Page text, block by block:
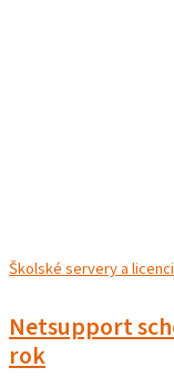
Školské servery a
Netsupport
rok